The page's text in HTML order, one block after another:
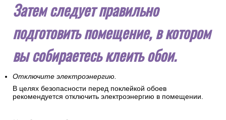
Нанесите грунтовку ровным тонким слоем на стену с
помощью валика. Избегайте попадания брызг грунтовки на
потолок и пол. Рекомендуется выбирать грунтовку
глубокого проникновения.
Затем следует правильно
подготовить помещение, в котором